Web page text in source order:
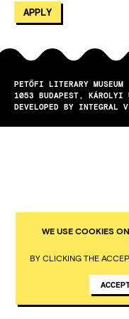
PETŐFI LITERARY MUSEUM
1053
BUDAPEST
KÁROLYI
DEVELOPED BY INTEGRAL
WE USE COOKIES
BY CLICKING THE